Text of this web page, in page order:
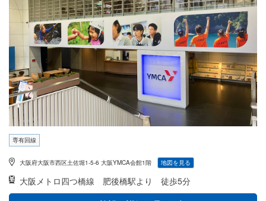
専有回線
大阪府大阪市西区土佐堀1-5-6 大阪YMCA会館1階 地図を見る
大阪メトロ四つ橋線 肥後橋駅より 徒歩5分